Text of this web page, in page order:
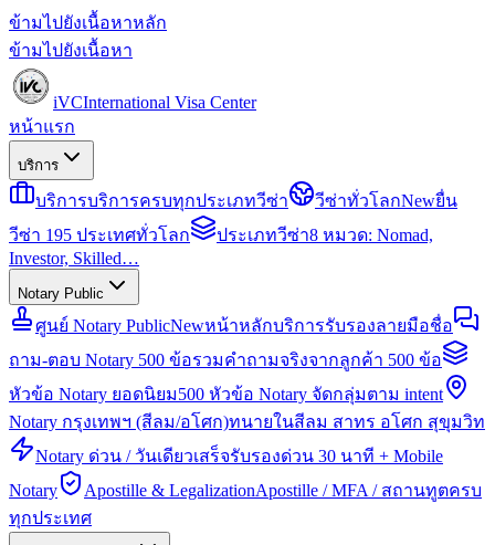
ข้ามไปยังเนื้อหาหลัก
ข้ามไปยังเนื้อหา
iVCInternational Visa Center
หน้าแรก
บริการ
บริการบริการครบทุกประเภทวีซ่า วีซ่าทั่วโลกNewยื่น
วีซ่า 195 ประเทศทั่วโลก
ประเภทวีซ่า8 หมวด: Nomad,
Investor, Skilled…
Notary Public
ศูนย์ Notary PublicNewหน้าหลักบริการรับรองลายมือชื่อ
ถาม-ตอบ Notary 500 ข้อรวมคำถามจริงจากลูกค้า 500 ข้อ
หัวข้อ Notary ยอดนิยม500 หัวข้อ Notary จัดกลุ่มตาม intent
Notary กรุงเทพฯ (สีลม/อโศก)ทนายในสีลม สาทร อโศก สุขุมวิท
Notary ด่วน / วันเดียวเสร็จรับรองด่วน 30 นาที + Mobile
Notary
Apostille & LegalizationApostille / MFA / สถานทูตครบ
ทุกประเทศ